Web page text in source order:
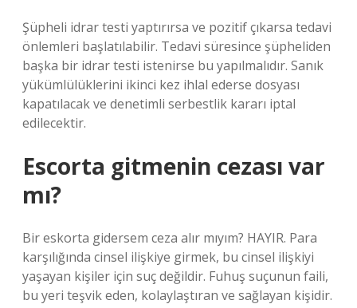
Şüpheli idrar testi yaptırırsa ve pozitif çıkarsa tedavi
önlemleri başlatılabilir. Tedavi süresince şüpheliden
başka bir idrar testi istenirse bu yapılmalıdır. Sanık
yükümlülüklerini ikinci kez ihlal ederse dosyası
kapatılacak ve denetimli serbestlik kararı iptal
edilecektir.
Escorta gitmenin cezası var
mı?
Bir eskorta gidersem ceza alır mıyım? HAYIR. Para
karşılığında cinsel ilişkiye girmek, bu cinsel ilişkiyi
yaşayan kişiler için suç değildir. Fuhuş suçunun faili,
bu yeri teşvik eden, kolaylaştıran ve sağlayan kişidir.